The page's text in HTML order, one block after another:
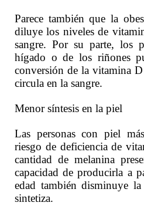
Parece también que la
diluye los niveles de
sangre. Por su parte, los
hígado o de los riñones
conversión de la vitamina
circula en la sangre.
Menor síntesis en la piel
Las personas con piel
riesgo de deficiencia de
cantidad de melanina
capacidad de producirla a
edad también disminuye
sintetiza.